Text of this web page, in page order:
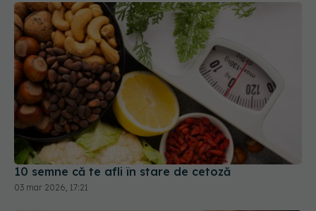
10 semne că te afli în stare de cetoză
03 mar 2026, 17:21